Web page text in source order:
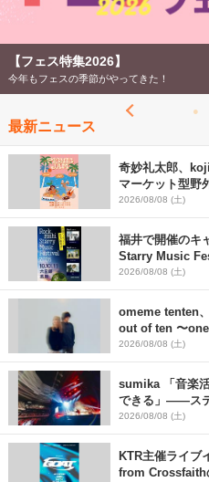
【フェス特集2026】
今年もフェスの季節がやってきた！
最新ニュース
奇妙礼太郎、
マーケット型野
早割チケット発
2026/08/08 (土)
福井で開催のキ
Starry Music
SCOOBIE DO、
2026/08/08 (土)
omeme tenten
out of ten 〜
2026/08/08 (土)
sumika 「音楽
できる」――ス
た、ツアーファ
2026/08/08 (土)
KTR主催ライブ
from Crossfaith